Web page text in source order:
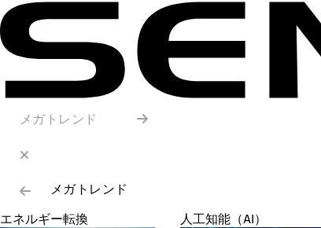
メガトレンド
メガトレンド
エネルギー転換
人工知能（AI）